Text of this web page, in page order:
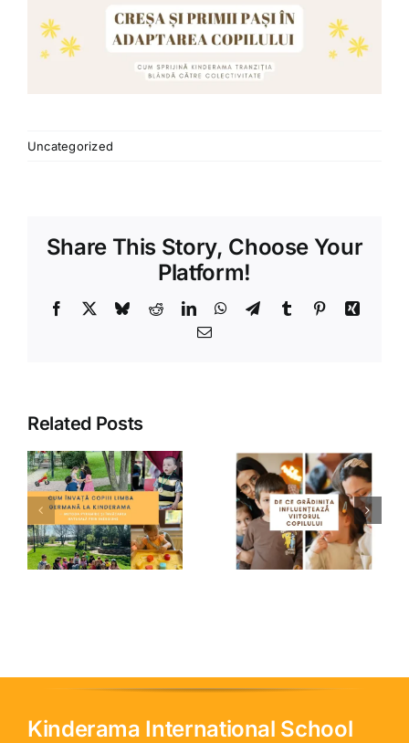
Uncategorized
Share This Story, Choose Your
Platform!
Facebook BlueskyRedditLinkedInWhatsApp
TelegramTumblr PinterestXing
Email
Related Posts
De ce
grădinița
influențează
viitorul
Clase
restrânse la
grădiniță
Kinderama International School